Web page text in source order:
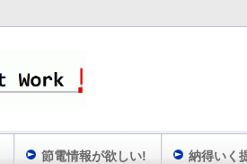
節電情報が欲しい! 納得いく